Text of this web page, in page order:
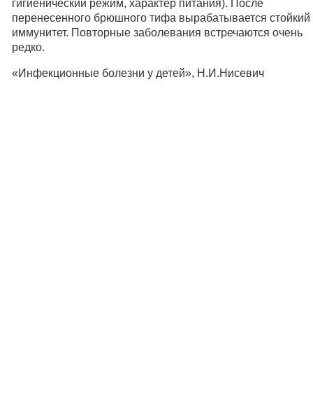
гигиенический режим, характер питания). После
перенесенного брюшного тифа вырабатывается стойкий
иммунитет. Повторные заболевания встречаются очень
редко.
«Инфекционные болезни у детей», Н.И.Нисевич